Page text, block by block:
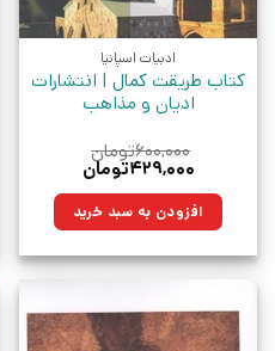
ادبیات اسپانیا
کتاب طریقت کمال | انتشارات
ادیان و مذاهب
۶۰۰,۰۰۰تومان
قیمت
۶۰۰,۰۰۰تومان
بود.
۴۲۹,۰۰۰تومان
۴۲۹,۰۰۰تومان.افزودن به سبد خرید